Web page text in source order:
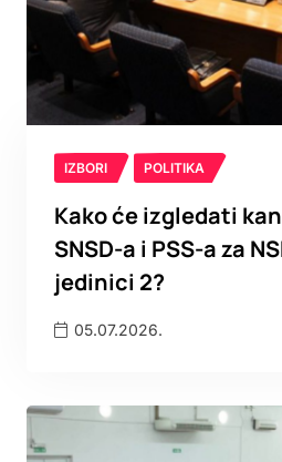
IZBORI POLITIKA
Kako će izgledati
SNSD-a i PSS-a za
jedinici 2?
05.07.2026.